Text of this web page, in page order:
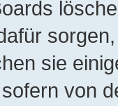
sie
von